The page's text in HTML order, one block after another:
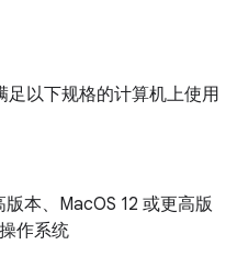
足以下规格的计算机上使用
本、MacOS 12 或更高版
作系统